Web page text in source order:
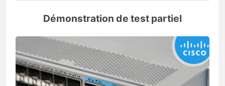
Démonstration de test partiel